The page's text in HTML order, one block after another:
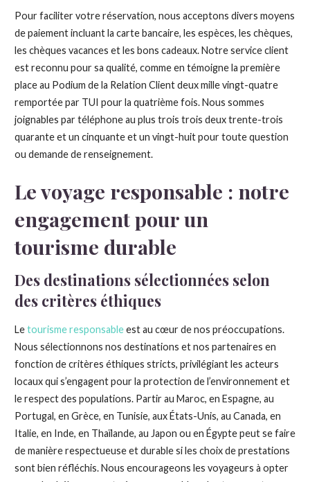
Pour faciliter votre réservation, nous acceptons divers moyens
de paiement incluant la carte bancaire, les espèces, les chèques,
les chèques vacances et les bons cadeaux. Notre service client
est reconnu pour sa qualité, comme en témoigne la première
place au Podium de la Relation Client deux mille vingt-quatre
remportée par TUI pour la quatrième fois. Nous sommes
joignables par téléphone au plus trois trois deux trente-trois
quarante et un cinquante et un vingt-huit pour toute question
ou demande de renseignement.
Le voyage responsable : notre
engagement pour un
tourisme durable
Des destinations sélectionnées selon
des critères éthiques
Letourisme responsableest au cœur de nos préoccupations.
Nous sélectionnons nos destinations et nos partenaires en
fonction de critères éthiques stricts, privilégiant les acteurs
locaux qui s’engagent pour la protection de l’environnement et
le respect des populations. Partir au Maroc, en Espagne, au
Portugal, en Grèce, en Tunisie, aux États-Unis, au Canada, en
Italie, en Inde, en Thaïlande, au Japon ou en Égypte peut se faire
de manière respectueuse et durable si les choix de prestations
sont bien réfléchis. Nous encourageons les voyageurs à opter